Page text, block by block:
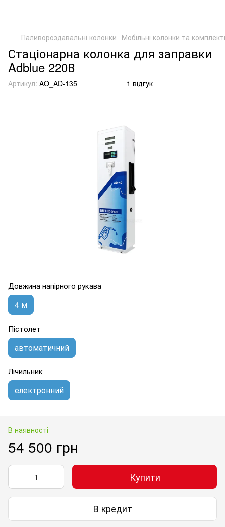
Паливороздавальні колонки Мобільні колонки та
Стаціонарна колонка для заправки
Adblue 220В
Артикул: AO_AD-135 1 відгук
Довжина напірного рукава
4 м
Пістолет
автоматичний
Лічильник
електронний
В наявності
54 500 грн
Купити
В кредит